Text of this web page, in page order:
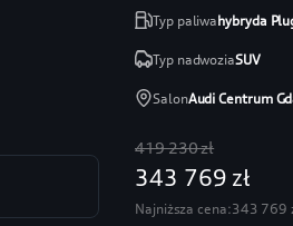
Typ paliwahybryda
Typ nadwoziaSUV
SalonAudi Centrum
419 230 zł
343 769 zł
Najniższa cena:343 769